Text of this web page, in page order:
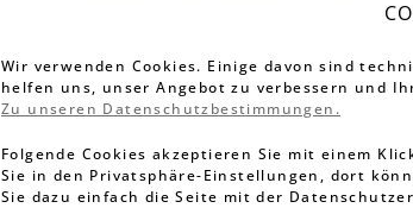
Wir verwenden Cookies. Einige davon sind
helfen uns, unser Angebot zu verbessern und
Zu unseren Datenschutzbestimmungen.
Folgende Cookies akzeptieren Sie mit einem
Sie in den Privatsphäre-Einstellungen, dort
Sie dazu einfach die Seite mit der